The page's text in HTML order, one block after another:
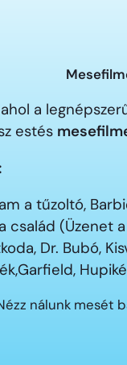
a
estés
a tűzoltó,
család (Üzenet
Dr. Bubó,
nálunk mesét